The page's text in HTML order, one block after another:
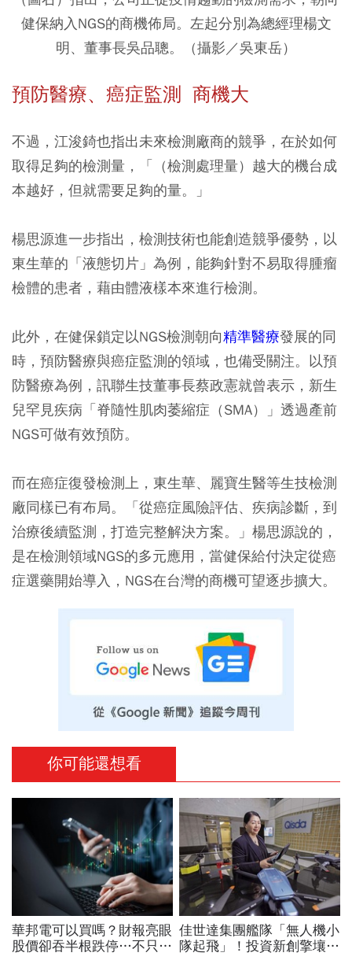
健保納入NGS的商機佈局。左起分別為總經理楊文
明、董事長吳品聰。（攝影／吳東岳）
預防醫療、癌症監測 商機大
不過，江浚錡也指出未來檢測廠商的競爭，在於如何
取得足夠的檢測量，「（檢測處理量）越大的機台成
本越好，但就需要足夠的量。」
楊思源進一步指出，檢測技術也能創造競爭優勢，以
東生華的「液態切片」為例，能夠針對不易取得腫瘤
檢體的患者，藉由體液樣本來進行檢測。
此外，在健保鎖定以NGS檢測朝向精準醫療發展的同
時，預防醫療與癌症監測的領域，也備受關注。以預
防醫療為例，訊聯生技董事長蔡政憲就曾表示，新生
兒罕見疾病「脊隨性肌肉萎縮症（SMA）」透過產前
NGS可做有效預防。
而在癌症復發檢測上，東生華、麗寶生醫等生技檢測
廠同樣已有布局。「從癌症風險評估、疾病診斷，到
治療後續監測，打造完整解決方案。」楊思源說的，
是在檢測領域NGS的多元應用，當健保給付決定從癌
症選藥開始導入，NGS在台灣的商機可望逐步擴大。
你可能還想看
華邦電可以買嗎？財報亮眼
股價卻吞半根跌停…不只外
佳世達集團艦隊「無人機小
隊起飛」！投資新創擎壤、